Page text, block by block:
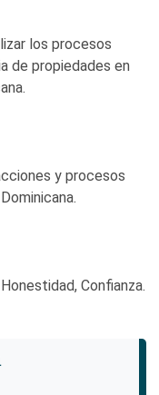
los procesos
de propiedades en
y procesos
Confianza.